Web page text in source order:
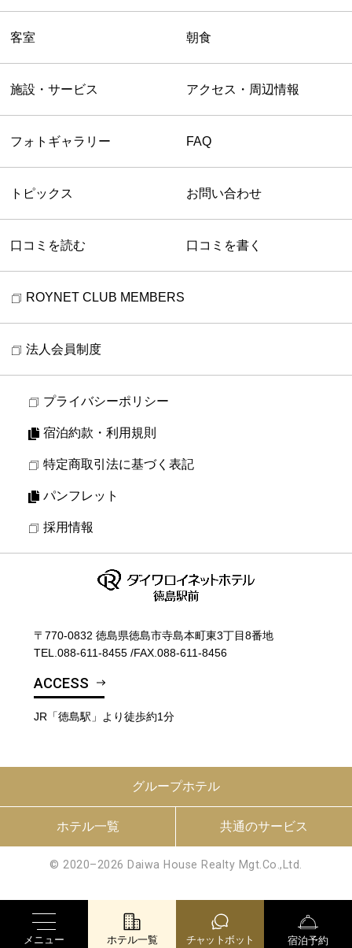
客室 朝食
施設・サービス アクセス・周辺情報
フォトギャラリー FAQ
トピックス お問い合わせ
口コミを読む 口コミを書く
ROYNET CLUB MEMBERS
法人会員制度
プライバシーポリシー
宿泊約款・利用規則
特定商取引法に基づく表記
パンフレット
採用情報
〒770-0832 徳島県徳島市寺島本町東3丁目8番地
TEL.088-611-8455 /FAX.088-611-8456
ACCESS
JR「徳島駅」より徒歩約1分
グループホテル
ホテル一覧 共通のサービス
© 2020–2026 Daiwa House Realty Mgt.Co.,Ltd.
メニュー ホテル一覧 チャットボット 宿泊予約